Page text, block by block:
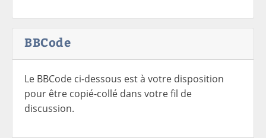
BBCode
Le BBCode ci-dessous est à votre disposition
pour être copié-collé dans votre fil de
discussion.